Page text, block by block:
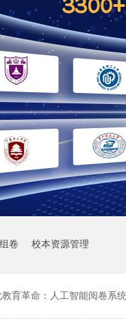
卷 校本资源管理
育革命：人工智能阅卷系